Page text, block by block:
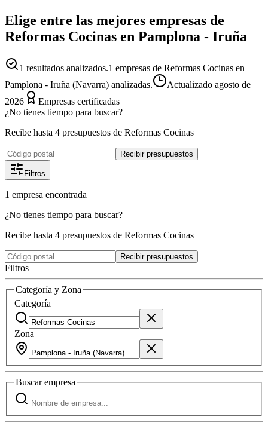
Elige entre las mejores empresas de
Reformas Cocinas en Pamplona - Iruña
1 resultados analizados.1 empresas de Reformas Cocinas en
Pamplona - Iruña (Navarra) analizadas.
Actualizado agosto de
2026
Empresas certificadas
¿No tienes tiempo para buscar?
Recibe hasta 4 presupuestos de Reformas Cocinas
Recibir presupuestos
Filtros
1 empresa encontrada
¿No tienes tiempo para buscar?
Recibe hasta 4 presupuestos de Reformas Cocinas
Recibir presupuestos
Filtros
Categoría y Zona
Categoría
Zona
Buscarempresa